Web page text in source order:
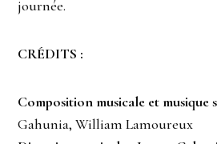
journée.
CRÉDITS :
Composition musicale et musique
Gahunia, William Lamoureux